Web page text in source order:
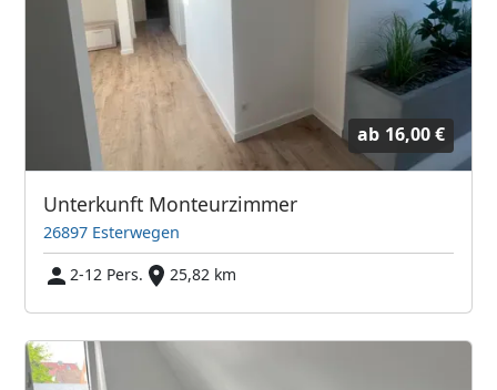
ab 16,00 €
Unterkunft Monteurzimmer
26897 Esterwegen
2-12 Pers.
25,82 km